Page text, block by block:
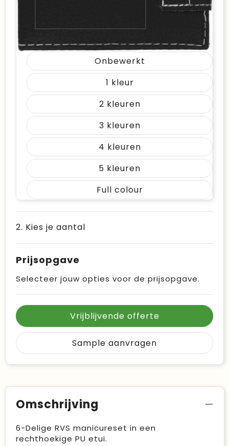
Onbewerkt
1
2
3
4
5
Full colour
2. Kies je aantal
Prijsopgave
Selecteer jouw opties voor de prijsopgave.
Vrijblijvende offerte
Sample aanvragen
Omschrijving
6-Delige RVS manicureset in een
rechthoekige PU etui.